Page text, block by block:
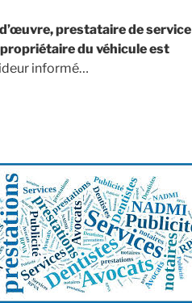
prestataire de service
du véhicule est
informé…